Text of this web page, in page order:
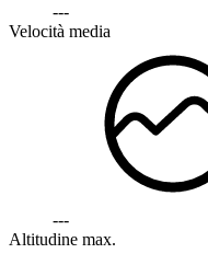
---
Velocità media
---
Altitudine max.